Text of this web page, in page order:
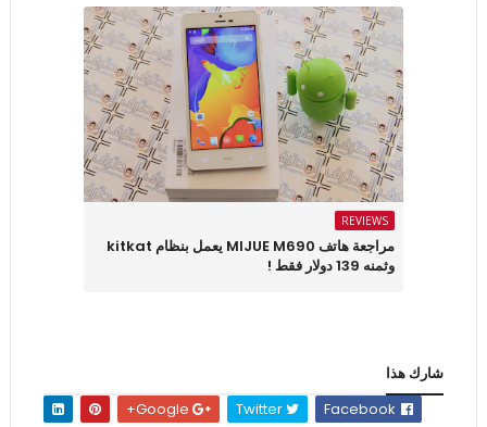
REVIEWS
مراجعة هاتف MIJUE M690 يعمل بنظام kitkat
وثمنه 139 دولار فقط !
شارك هذا
Twitter